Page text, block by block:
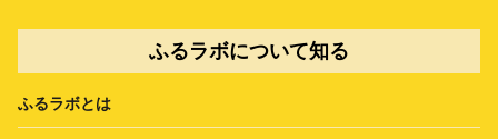
ふるラボについて知る
ふるラボとは